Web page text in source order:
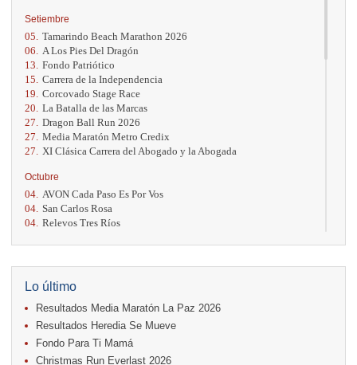
Setiembre
05. Tamarindo Beach Marathon 2026
06.
A Los Pies Del Dragón
13. Fondo Patriótico
15. Carrera de la Independencia
19. Corcovado Stage Race
20. La Batalla de las Marcas
27. Dragon Ball Run 2026
27. Media Maratón Metro Credix
27.
XI Clásica Carrera del Abogado y la Abogada
Octubre
04. AVON Cada Paso Es Por Vos
04. San Carlos Rosa
04. Relevos Tres Ríos
17. Caribe Paradise Run
18.
Casa Turire Trail Run
18. Warriors Run Circuit
18. Samsung Jacó Beach Half Marathon 2026
25. KRun by Under Armour
25.
Run Alajuela
Lo último
Resultados Media Maratón La Paz 2026
Resultados Heredia Se Mueve
Fondo Para Ti Mamá
Christmas Run Everlast 2026